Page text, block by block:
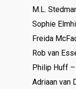
M.L.
Sophie
Freida
Rob van
Philip Huff –
Adriaan van